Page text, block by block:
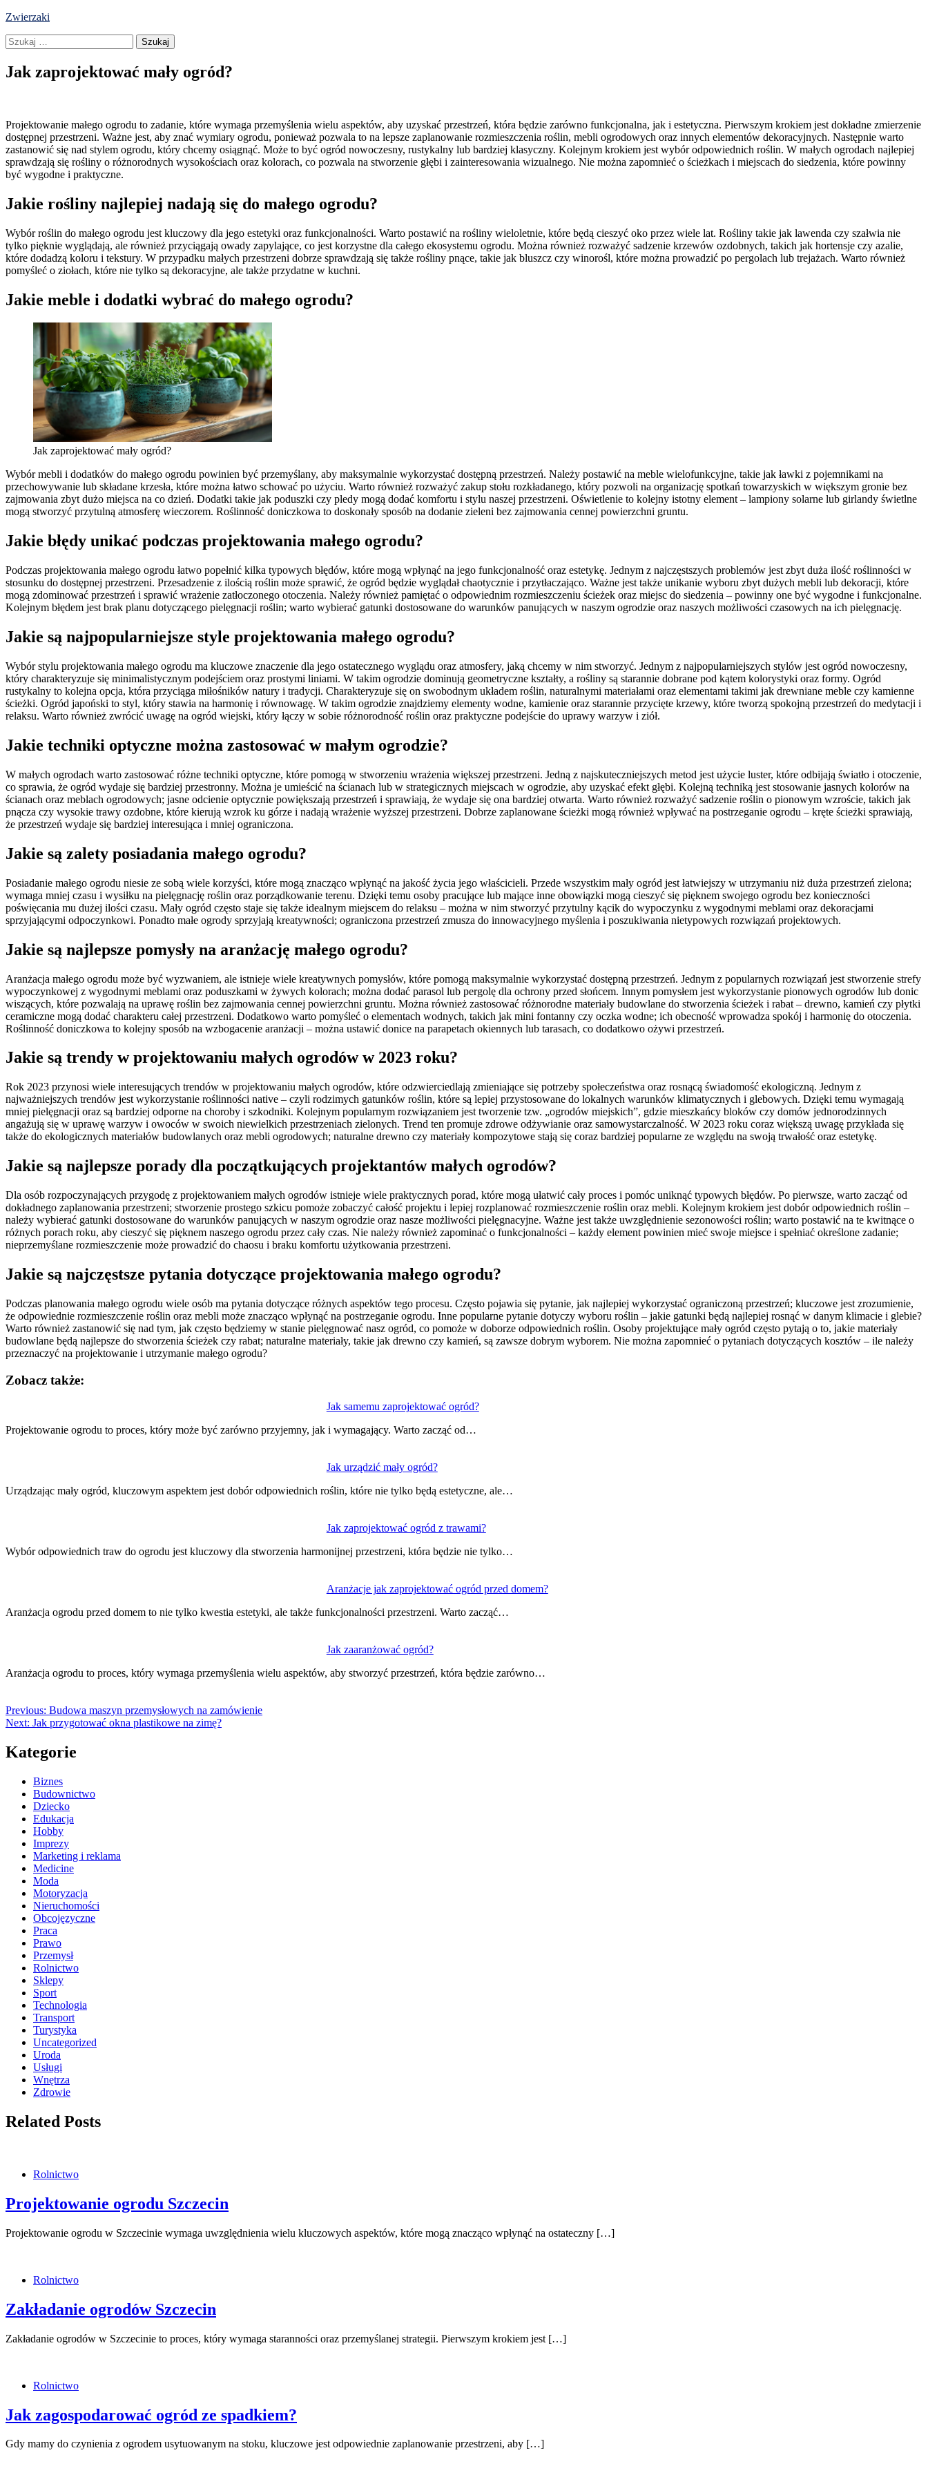
Skip
content
Zwierzaki
Szukaj:
Jak zaprojektować mały ogród?
Projektowanie małego ogrodu to zadanie, które wymaga przemyślenia wielu aspektów, aby uzyskać przestrzeń, która będzie zarówno funkcjonalna, jak i estetyczna. Pierwszym krokiem jest dokładne zmierzenie
dostępnej przestrzeni. Ważne jest, aby znać wymiary ogrodu, ponieważ pozwala to na lepsze zaplanowanie rozmieszczenia roślin, mebli ogrodowych oraz innych elementów dekoracyjnych. Następnie warto
zastanowić się nad stylem ogrodu, który chcemy osiągnąć. Może to być ogród nowoczesny, rustykalny lub bardziej klasyczny. Kolejnym krokiem jest wybór odpowiednich roślin. W małych ogrodach najlepiej
sprawdzają się rośliny o różnorodnych wysokościach oraz kolorach, co pozwala na stworzenie głębi i zainteresowania wizualnego. Nie można zapomnieć o ścieżkach i miejscach do siedzenia, które powinny
być wygodne i praktyczne.
Jakie rośliny najlepiej nadają się do małego ogrodu?
Wybór roślin do małego ogrodu jest kluczowy dla jego estetyki oraz funkcjonalności. Warto postawić na rośliny wieloletnie, które będą cieszyć oko przez wiele lat. Rośliny takie jak lawenda czy szałwia nie
tylko pięknie wyglądają, ale również przyciągają owady zapylające, co jest korzystne dla całego ekosystemu ogrodu. Można również rozważyć sadzenie krzewów ozdobnych, takich jak hortensje czy azalie,
które dodadzą koloru i tekstury. W przypadku małych przestrzeni dobrze sprawdzają się także rośliny pnące, takie jak bluszcz czy winorośl, które można prowadzić po pergolach lub trejażach. Warto również
pomyśleć o ziołach, które nie tylko są dekoracyjne, ale także przydatne w kuchni.
Jakie meble i dodatki wybrać do małego ogrodu?
Jak zaprojektować mały ogród?
Wybór mebli i dodatków do małego ogrodu powinien być przemyślany, aby maksymalnie wykorzystać dostępną przestrzeń. Należy postawić na meble wielofunkcyjne, takie jak ławki z pojemnikami na
przechowywanie lub składane krzesła, które można łatwo schować po użyciu. Warto również rozważyć zakup stołu rozkładanego, który pozwoli na organizację spotkań towarzyskich w większym gronie bez
zajmowania zbyt dużo miejsca na co dzień. Dodatki takie jak poduszki czy pledy mogą dodać komfortu i stylu naszej przestrzeni. Oświetlenie to kolejny istotny element – lampiony solarne lub girlandy świetlne
mogą stworzyć przytulną atmosferę wieczorem. Roślinność doniczkowa to doskonały sposób na dodanie zieleni bez zajmowania cennej powierzchni gruntu.
Jakie błędy unikać podczas projektowania małego ogrodu?
Podczas projektowania małego ogrodu łatwo popełnić kilka typowych błędów, które mogą wpłynąć na jego funkcjonalność oraz estetykę. Jednym z najczęstszych problemów jest zbyt duża ilość roślinności w
stosunku do dostępnej przestrzeni. Przesadzenie z ilością roślin może sprawić, że ogród będzie wyglądał chaotycznie i przytłaczająco. Ważne jest także unikanie wyboru zbyt dużych mebli lub dekoracji, które
mogą zdominować przestrzeń i sprawić wrażenie zatłoczonego otoczenia. Należy również pamiętać o odpowiednim rozmieszczeniu ścieżek oraz miejsc do siedzenia – powinny one być wygodne i funkcjonalne.
Kolejnym błędem jest brak planu dotyczącego pielęgnacji roślin; warto wybierać gatunki dostosowane do warunków panujących w naszym ogrodzie oraz naszych możliwości czasowych na ich pielęgnację.
Jakie są najpopularniejsze style projektowania małego ogrodu?
Wybór stylu projektowania małego ogrodu ma kluczowe znaczenie dla jego ostatecznego wyglądu oraz atmosfery, jaką chcemy w nim stworzyć. Jednym z najpopularniejszych stylów jest ogród nowoczesny,
który charakteryzuje się minimalistycznym podejściem oraz prostymi liniami. W takim ogrodzie dominują geometryczne kształty, a rośliny są starannie dobrane pod kątem kolorystyki oraz formy. Ogród
rustykalny to kolejna opcja, która przyciąga miłośników natury i tradycji. Charakteryzuje się on swobodnym układem roślin, naturalnymi materiałami oraz elementami takimi jak drewniane meble czy kamienne
ścieżki. Ogród japoński to styl, który stawia na harmonię i równowagę. W takim ogrodzie znajdziemy elementy wodne, kamienie oraz starannie przycięte krzewy, które tworzą spokojną przestrzeń do medytacji i
relaksu. Warto również zwrócić uwagę na ogród wiejski, który łączy w sobie różnorodność roślin oraz praktyczne podejście do uprawy warzyw i ziół.
Jakie techniki optyczne można zastosować w małym ogrodzie?
W małych ogrodach warto zastosować różne techniki optyczne, które pomogą w stworzeniu wrażenia większej przestrzeni. Jedną z najskuteczniejszych metod jest użycie luster, które odbijają światło i otoczenie,
co sprawia, że ogród wydaje się bardziej przestronny. Można je umieścić na ścianach lub w strategicznych miejscach w ogrodzie, aby uzyskać efekt głębi. Kolejną techniką jest stosowanie jasnych kolorów na
ścianach oraz meblach ogrodowych; jasne odcienie optycznie powiększają przestrzeń i sprawiają, że wydaje się ona bardziej otwarta. Warto również rozważyć sadzenie roślin o pionowym wzroście, takich jak
pnącza czy wysokie trawy ozdobne, które kierują wzrok ku górze i nadają wrażenie wyższej przestrzeni. Dobrze zaplanowane ścieżki mogą również wpływać na postrzeganie ogrodu – kręte ścieżki sprawiają,
że przestrzeń wydaje się bardziej interesująca i mniej ograniczona.
Jakie są zalety posiadania małego ogrodu?
Posiadanie małego ogrodu niesie ze sobą wiele korzyści, które mogą znacząco wpłynąć na jakość życia jego właścicieli. Przede wszystkim mały ogród jest łatwiejszy w utrzymaniu niż duża przestrzeń zielona;
wymaga mniej czasu i wysiłku na pielęgnację roślin oraz porządkowanie terenu. Dzięki temu osoby pracujące lub mające inne obowiązki mogą cieszyć się pięknem swojego ogrodu bez konieczności
poświęcania mu dużej ilości czasu. Mały ogród często staje się także idealnym miejscem do relaksu – można w nim stworzyć przytulny kącik do wypoczynku z wygodnymi meblami oraz dekoracjami
sprzyjającymi odpoczynkowi. Ponadto małe ogrody sprzyjają kreatywności; ograniczona przestrzeń zmusza do innowacyjnego myślenia i poszukiwania nietypowych rozwiązań projektowych.
Jakie są najlepsze pomysły na aranżację małego ogrodu?
Aranżacja małego ogrodu może być wyzwaniem, ale istnieje wiele kreatywnych pomysłów, które pomogą maksymalnie wykorzystać dostępną przestrzeń. Jednym z popularnych rozwiązań jest stworzenie strefy
wypoczynkowej z wygodnymi meblami oraz poduszkami w żywych kolorach; można dodać parasol lub pergolę dla ochrony przed słońcem. Innym pomysłem jest wykorzystanie pionowych ogrodów lub donic
wiszących, które pozwalają na uprawę roślin bez zajmowania cennej powierzchni gruntu. Można również zastosować różnorodne materiały budowlane do stworzenia ścieżek i rabat – drewno, kamień czy płytki
ceramiczne mogą dodać charakteru całej przestrzeni. Dodatkowo warto pomyśleć o elementach wodnych, takich jak mini fontanny czy oczka wodne; ich obecność wprowadza spokój i harmonię do otoczenia.
Roślinność doniczkowa to kolejny sposób na wzbogacenie aranżacji – można ustawić donice na parapetach okiennych lub tarasach, co dodatkowo ożywi przestrzeń.
Jakie są trendy w projektowaniu małych ogrodów w 2023 roku?
Rok 2023 przynosi wiele interesujących trendów w projektowaniu małych ogrodów, które odzwierciedlają zmieniające się potrzeby społeczeństwa oraz rosnącą świadomość ekologiczną. Jednym z
najważniejszych trendów jest wykorzystanie roślinności native – czyli rodzimych gatunków roślin, które są lepiej przystosowane do lokalnych warunków klimatycznych i glebowych. Dzięki temu wymagają
mniej pielęgnacji oraz są bardziej odporne na choroby i szkodniki. Kolejnym popularnym rozwiązaniem jest tworzenie tzw. „ogrodów miejskich”, gdzie mieszkańcy bloków czy domów jednorodzinnych
angażują się w uprawę warzyw i owoców w swoich niewielkich przestrzeniach zielonych. Trend ten promuje zdrowe odżywianie oraz samowystarczalność. W 2023 roku coraz większą uwagę przykłada się
także do ekologicznych materiałów budowlanych oraz mebli ogrodowych; naturalne drewno czy materiały kompozytowe stają się coraz bardziej popularne ze względu na swoją trwałość oraz estetykę.
Jakie są najlepsze porady dla początkujących projektantów małych ogrodów?
Dla osób rozpoczynających przygodę z projektowaniem małych ogrodów istnieje wiele praktycznych porad, które mogą ułatwić cały proces i pomóc uniknąć typowych błędów. Po pierwsze, warto zacząć od
dokładnego zaplanowania przestrzeni; stworzenie prostego szkicu pomoże zobaczyć całość projektu i lepiej rozplanować rozmieszczenie roślin oraz mebli. Kolejnym krokiem jest dobór odpowiednich roślin –
należy wybierać gatunki dostosowane do warunków panujących w naszym ogrodzie oraz nasze możliwości pielęgnacyjne. Ważne jest także uwzględnienie sezonowości roślin; warto postawić na te kwitnące o
różnych porach roku, aby cieszyć się pięknem naszego ogrodu przez cały czas. Nie należy również zapominać o funkcjonalności – każdy element powinien mieć swoje miejsce i spełniać określone zadanie;
nieprzemyślane rozmieszczenie może prowadzić do chaosu i braku komfortu użytkowania przestrzeni.
Jakie są najczęstsze pytania dotyczące projektowania małego ogrodu?
Podczas planowania małego ogrodu wiele osób ma pytania dotyczące różnych aspektów tego procesu. Często pojawia się pytanie, jak najlepiej wykorzystać ograniczoną przestrzeń; kluczowe jest zrozumienie,
że odpowiednie rozmieszczenie roślin oraz mebli może znacząco wpłynąć na postrzeganie ogrodu. Inne popularne pytanie dotyczy wyboru roślin – jakie gatunki będą najlepiej rosnąć w danym klimacie i glebie?
Warto również zastanowić się nad tym, jak często będziemy w stanie pielęgnować nasz ogród, co pomoże w doborze odpowiednich roślin. Osoby projektujące mały ogród często pytają o to, jakie materiały
budowlane będą najlepsze do stworzenia ścieżek czy rabat; naturalne materiały, takie jak drewno czy kamień, są zawsze dobrym wyborem. Nie można zapomnieć o pytaniach dotyczących kosztów – ile należy
przeznaczyć na projektowanie i utrzymanie małego ogrodu?
Zobacz także:
Jak samemu zaprojektować ogród?
Projektowanie ogrodu to proces, który może być zarówno przyjemny, jak i wymagający. Warto zacząć od…
Jak urządzić mały ogród?
Urządzając mały ogród, kluczowym aspektem jest dobór odpowiednich roślin, które nie tylko będą estetyczne, ale…
Jak zaprojektować ogród z trawami?
Wybór odpowiednich traw do ogrodu jest kluczowy dla stworzenia harmonijnej przestrzeni, która będzie nie tylko…
Aranżacje jak zaprojektować ogród przed domem?
Aranżacja ogrodu przed domem to nie tylko kwestia estetyki, ale także funkcjonalności przestrzeni. Warto zacząć…
Jak zaaranżować ogród?
Aranżacja ogrodu to proces, który wymaga przemyślenia wielu aspektów, aby stworzyć przestrzeń, która będzie zarówno…
wpisu
Previous: Budowa maszyn przemysłowych na zamówienie
Next: Jak przygotować okna plastikowe na zimę?
Kategorie
Biznes
Budownictwo
Dziecko
Edukacja
Hobby
Imprezy
Marketing i reklama
Medicine
Moda
Motoryzacja
Nieruchomości
Obcojęzyczne
Praca
Prawo
Przemysł
Rolnictwo
Sklepy
Sport
Technologia
Transport
Turystyka
Uncategorized
Uroda
Usługi
Wnętrza
Zdrowie
Related Posts
Rolnictwo
Projektowanie ogrodu Szczecin
Projektowanie ogrodu w Szczecinie wymaga uwzględnienia wielu kluczowych aspektów, które mogą znacząco wpłynąć na ostateczny […]
Rolnictwo
Zakładanie ogrodów Szczecin
Zakładanie ogrodów w Szczecinie to proces, który wymaga staranności oraz przemyślanej strategii. Pierwszym krokiem jest […]
Rolnictwo
Jak zagospodarować ogród ze spadkiem?
Gdy mamy do czynienia z ogrodem usytuowanym na stoku, kluczowe jest odpowiednie zaplanowanie przestrzeni, aby […]